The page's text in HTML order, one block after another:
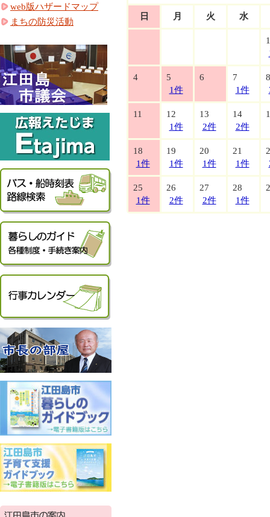
日 月 火 水
1
4
5
1件
6
7
1件
8
11
12
1件
13
2件
14
2件
18
1件
19
1件
20
1件
21
1件
25
1件
26
2件
27
2件
28
1件
web版ハザードマップ
まちの防災活動